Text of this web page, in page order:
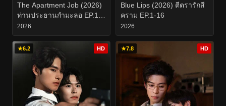
The Apartment Job (2026)
ท่านประธานกำมะลอ EP.1-
12
2026
Blue Lips (2026) ตีตรารักสี
คราม EP.1-16
2026
★6.2 HD ★7.8 HD